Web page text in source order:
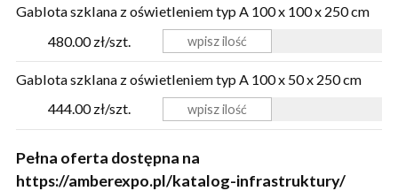
Gablota szklana z oświetleniem typ A 100 x 100 x 250 cm
480.00 zł/szt.
Gablota szklana z oświetleniem typ A 100 x 50 x 250 cm
444.00 zł/szt.
Pełna oferta dostępna na
https://amberexpo.pl/katalog-infrastruktury/